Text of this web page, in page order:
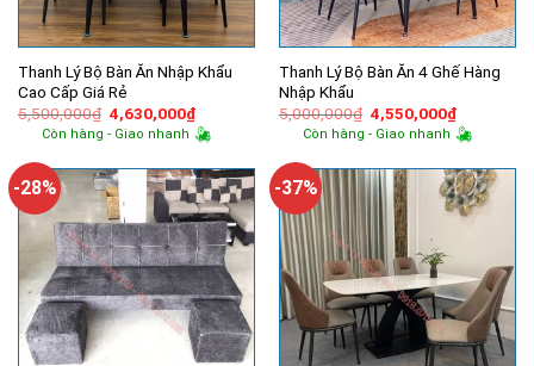
Thanh Lý Bộ Bàn Ăn Nhập Khẩu
Cao Cấp Giá Rẻ
5,500,000₫ Giá
gốc
là:
4,630,000₫Giá
hiện
tại
4,630,000₫.
Còn hàng - Giao nhanh
Thanh Lý Bộ Bàn Ăn 4 Ghế Hàng
Nhập Khẩu
5,000,000₫ Giá
gốc
là:
4,550,000₫Giá
hiện
tại
Còn hàng - Giao nhanh
-28% -37%